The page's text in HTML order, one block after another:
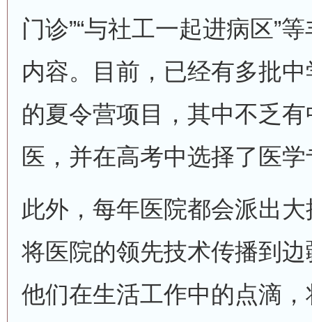
门诊”“与社工一起进病区”
内容。目前，已经有多批
的夏令营项目，其中不乏
医，并在高考中选择了医
此外，每年医院都会派出
将医院的领先技术传播到
他们在生活工作中的点滴